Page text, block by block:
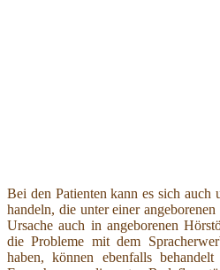
Bei den Patienten kann es sich
handeln, die unter einer
Ursache auch in angeborenen
die Probleme mit dem
haben, können ebenfalls